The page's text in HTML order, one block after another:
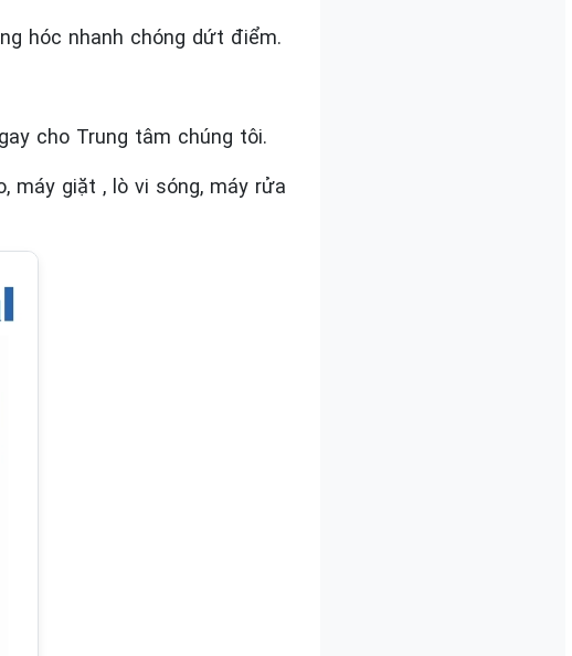
hóc nhanh chóng dứt điểm.
cho Trung tâm chúng tôi.
máy giặt , lò vi sóng, máy rửa